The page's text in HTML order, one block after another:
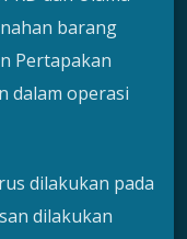
barang
Pertapakan
dalam operasi
dilakukan pada
dilakukan